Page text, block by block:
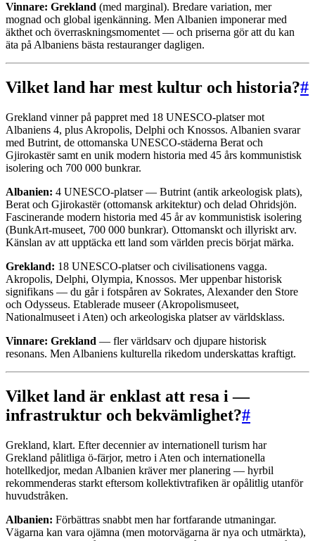
Vinnare: Grekland (med marginal). Bredare variation, mer
mognad och global igenkänning. Men Albanien imponerar med
äkthet och överraskningsmomentet — och priserna gör att du kan
äta på Albaniens bästa restauranger dagligen.
Vilket land har mest kultur och historia?#
Grekland vinner på pappret med 18 UNESCO-platser mot
Albaniens 4, plus Akropolis, Delphi och Knossos. Albanien svarar
med Butrint, de ottomanska UNESCO-städerna Berat och
Gjirokastër samt en unik modern historia med 45 års kommunistisk
isolering och 700 000 bunkrar.
Albanien: 4 UNESCO-platser — Butrint (antik arkeologisk plats),
Berat och Gjirokastër (ottomansk arkitektur) och delad Ohridsjön.
Fascinerande modern historia med 45 år av kommunistisk isolering
(BunkArt-museet, 700 000 bunkrar). Ottomanskt och illyriskt arv.
Känslan av att upptäcka ett land som världen precis börjat märka.
Grekland: 18 UNESCO-platser och civilisationens vagga.
Akropolis, Delphi, Olympia, Knossos. Mer uppenbar historisk
signifikans — du går i fotspåren av Sokrates, Alexander den Store
och Odysseus. Etablerade museer (Akropolismuseet,
Nationalmuseet i Aten) och arkeologiska platser av världsklass.
Vinnare: Grekland — fler världsarv och djupare historisk
resonans. Men Albaniens kulturella rikedom underskattas kraftigt.
Vilket land är enklast att resa i —
infrastruktur och bekvämlighet?#
Grekland, klart. Efter decennier av internationell turism har
Grekland pålitliga ö-färjor, metro i Aten och internationella
hotellkedjor, medan Albanien kräver mer planering — hyrbil
rekommenderas starkt eftersom kollektivtrafiken är opålitlig utanför
huvudstråken.
Albanien: Förbättras snabbt men har fortfarande utmaningar.
Vägarna kan vara ojämna (men motorvägarna är nya och utmärkta),